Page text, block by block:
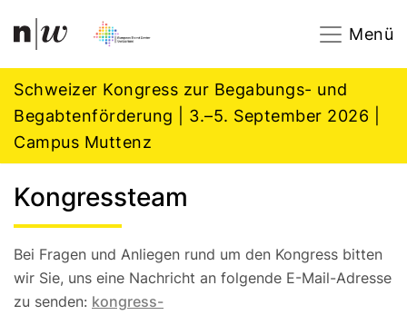
Navigation
Menü
Schweizer Kongress zur Begabungs- und
Begabtenförderung | 3.–5. September 2026 |
Campus Muttenz
Kongressteam
Bei Fragen und Anliegen rund um den Kongress bitten
wir Sie, uns eine Nachricht an folgende E-Mail-Adresse
zu senden: kongress-
Footer